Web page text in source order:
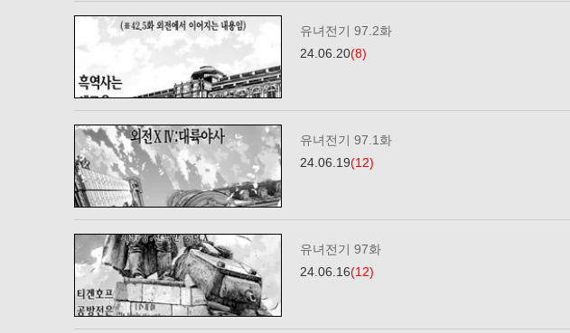
유녀전기 97.2화
24.06.20(8)
유녀전기 97.1화
24.06.19(12)
유녀전기 97화
24.06.16(12)